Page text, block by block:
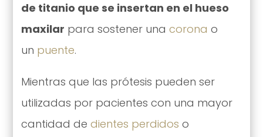
de titanio que se insertan en el hueso
maxilar para sostener una corona o
un puente.
Mientras que las prótesis pueden ser
utilizadas por pacientes con una mayor
cantidad de dientes perdidos o